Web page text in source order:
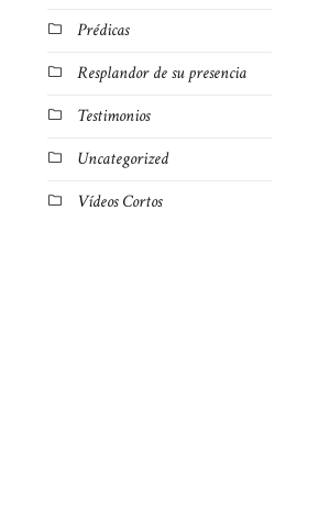
Prédicas
Resplandor de su presencia
Testimonios
Uncategorized
Vídeos Cortos